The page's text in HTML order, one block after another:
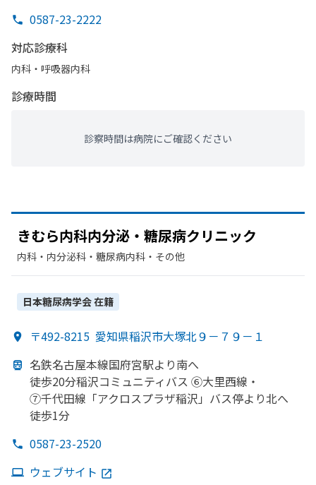
0587-23-2222
対応診療科
内科・​呼吸器内科
診療時間
診察時間は病院にご確認ください
きむら内科内分泌・糖尿病クリニック
内科・​内分泌科・​糖尿病内科・​その他
日本糖尿病学会在籍
〒492-8215 愛知県稲沢市大塚北９－７９－１
名鉄名古屋本線国府宮駅より南へ
徒歩20分稲沢コミュニティバス ⑥大里西線・
⑦千代田線 「アクロスプラザ稲沢」 バス停より北へ
徒歩1分
0587-23-2520
ウェブサイト